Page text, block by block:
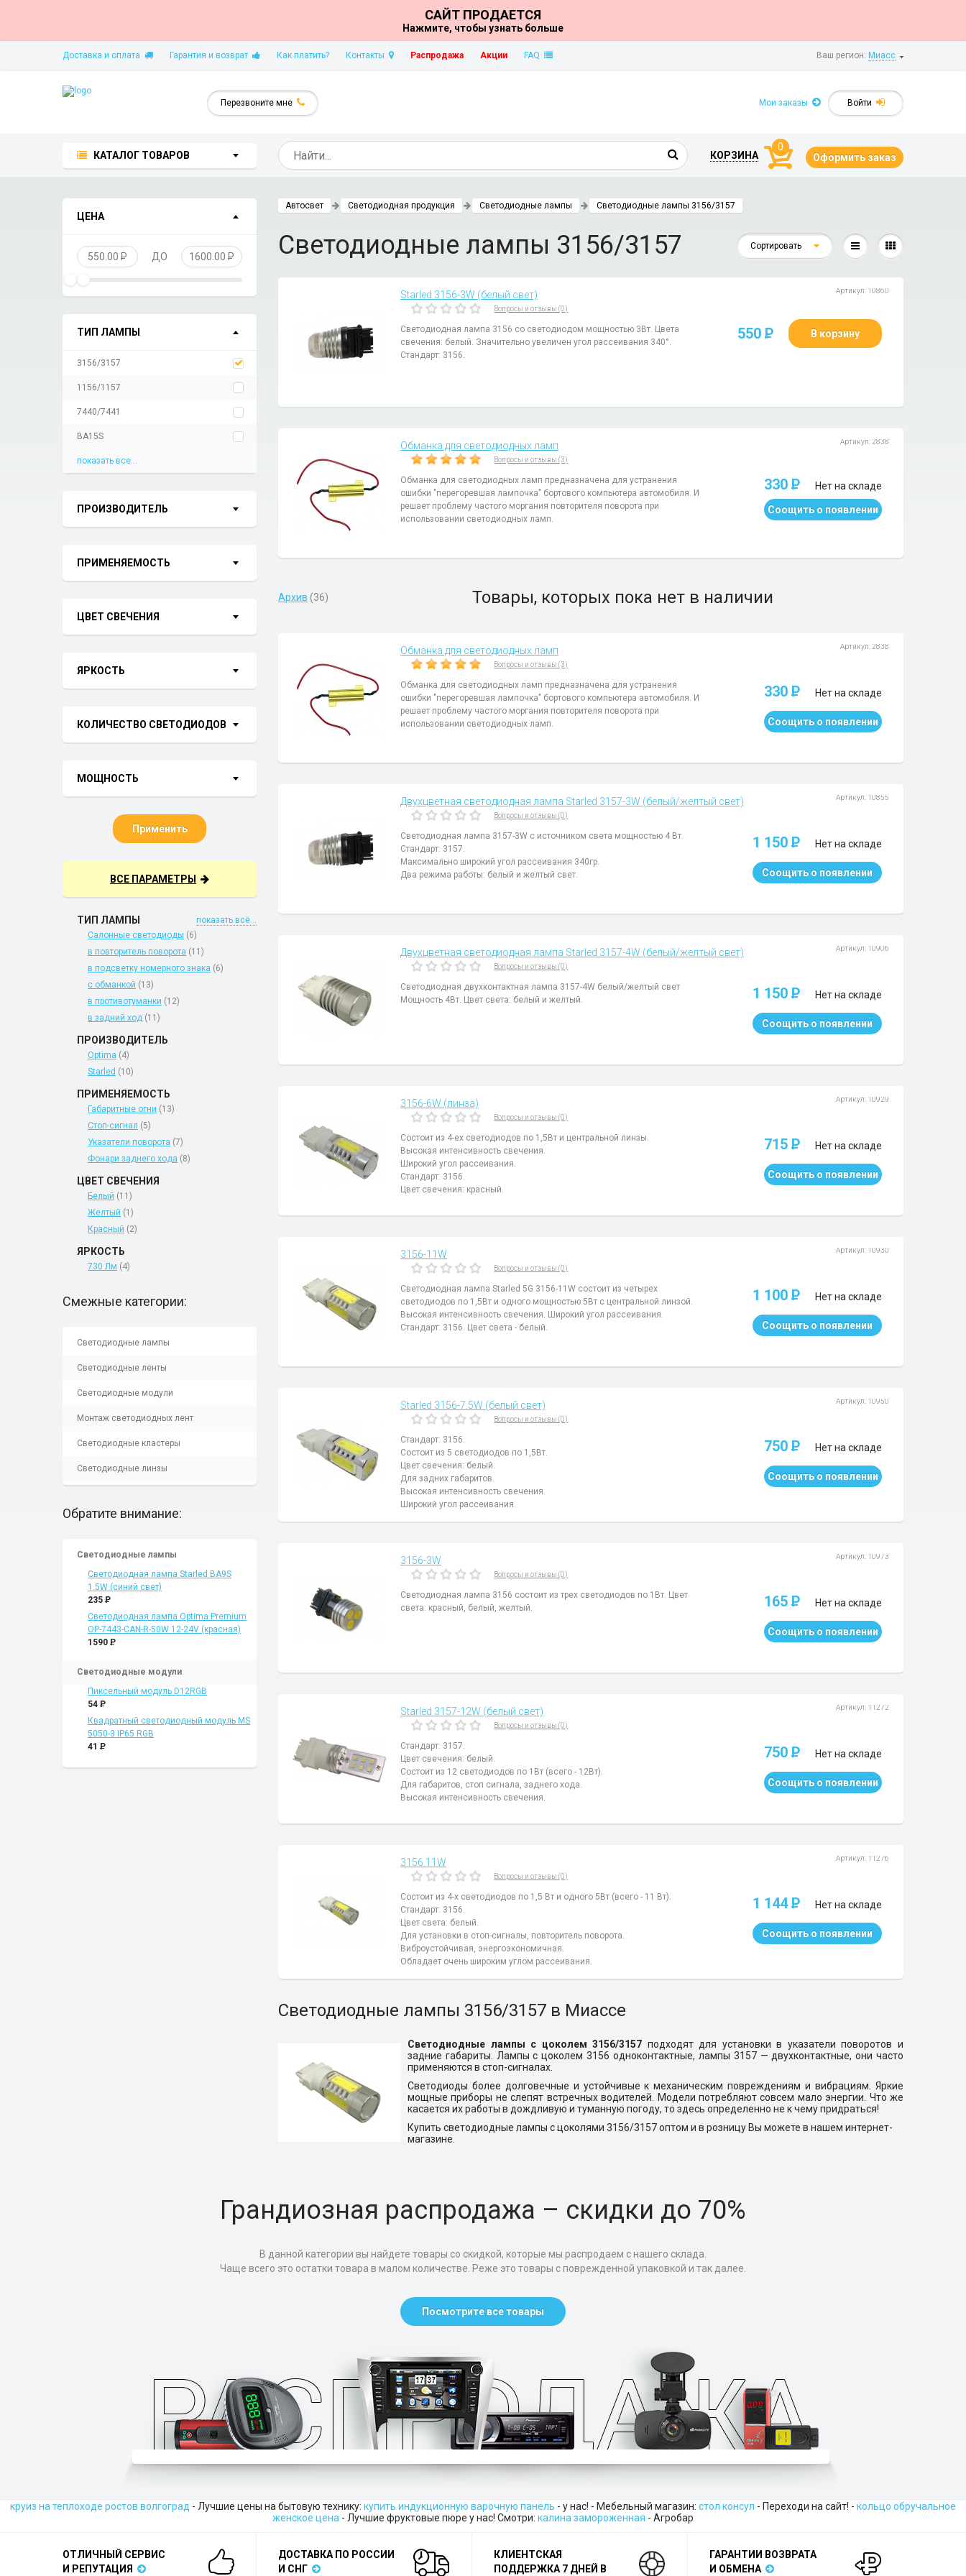
САЙТ ПРОДАЕТСЯ
Нажмите, чтобы узнать больше
Ваш регион: Миасс
Доставка и оплата Гарантия и возврат Как платить? Контакты Распродажа Акции FAQ
Перезвоните мне Войти
Мои заказы
КАТАЛОГ ТОВАРОВ КОРЗИНА
0
Оформить заказ
ЦЕНА
550.00 P ДО 1600.00 P
ТИП ЛАМПЫ
3156/3157
1156/1157
7440/7441
BA15S
показать все...
ПРОИЗВОДИТЕЛЬ
ПРИМЕНЯЕМОСТЬ
ЦВЕТ СВЕЧЕНИЯ
ЯРКОСТЬ
КОЛИЧЕСТВО СВЕТОДИОДОВ
МОЩНОСТЬ
Применить
ВСЕ ПАРАМЕТРЫ
показать всё...
ТИП ЛАМПЫ
Салонные светодиоды (6)
в повторитель поворота (11)
в подсветку номерного знака (6)
с обманкой (13)
в противотуманки (12)
в задний ход (11)
ПРОИЗВОДИТЕЛЬ
Optima (4)
Starled (10)
ПРИМЕНЯЕМОСТЬ
Габаритные огни (13)
Стоп-сигнал (5)
Указатели поворота (7)
Фонари заднего хода (8)
ЦВЕТ СВЕЧЕНИЯ
Белый (11)
Желтый (1)
Красный (2)
ЯРКОСТЬ
730 Лм (4)
Смежные категории:
Светодиодные лампы
Светодиодные ленты
Светодиодные модули
Монтаж светодиодных лент
Светодиодные кластеры
Светодиодные линзы
Обратите внимание:
Светодиодные лампы
Светодиодная лампа Starled BA9S
1.5W (синий свет)
235 P
Светодиодная лампа Optima Premium
OP-7443-CAN-R-50W 12-24V (красная)
1590 P
Светодиодные модули
Пиксельный модуль D12RGB
54 P
Квадратный светодиодный модуль MS
5050-3 IP65 RGB
41 P
Автосвет Светодиодная продукция Светодиодные лампы Светодиодные лампы 3156/3157
Светодиодные лампы 3156/3157 Сортировать
Артикул: 10860
Starled 3156-3W (белый свет)
Вопросы и отзывы (0)
550 P В корзину
Светодиодная лампа 3156 со светодиодом мощностью 3Вт. Цвета
свечения: белый. Значительно увеличен угол рассеивания 340°.
Стандарт: 3156.
Артикул: 2838
Обманка для светодиодных ламп
Вопросы и отзывы (3)
330 P Нет на складе
Соощить о появлении
Обманка для светодиодных ламп предназначена для устранения
ошибки "перегоревшая лампочка" бортового компьютера автомобиля. И
решает проблему частого моргания повторителя поворота при
использовании светодиодных ламп.
Архив (36) Товары, которых пока нет в наличии
Артикул: 2838
Обманка для светодиодных ламп
Вопросы и отзывы (3)
330 P Нет на складе
Соощить о появлении
Обманка для светодиодных ламп предназначена для устранения
ошибки "перегоревшая лампочка" бортового компьютера автомобиля. И
решает проблему частого моргания повторителя поворота при
использовании светодиодных ламп.
Артикул: 10855
Двухцветная светодиодная лампа Starled 3157-3W (белый/желтый свет)
Вопросы и отзывы (0)
1 150 P Нет на складе
Соощить о появлении
Светодиодная лампа 3157-3W с источником света мощностью 4 Вт.
Стандарт: 3157.
Максимально широкий угол рассеивания 340гр.
Два режима работы: белый и желтый свет.
Артикул: 10906
Двухцветная светодиодная лампа Starled 3157-4W (белый/желтый свет)
Вопросы и отзывы (0)
1 150 P Нет на складе
Соощить о появлении
Светодиодная двухконтактная лампа 3157-4W белый/желтый свет
Мощность 4Вт. Цвет света: белый и желтый.
Артикул: 10929
3156-6W (линза)
Вопросы и отзывы (0)
715 P Нет на складе
Соощить о появлении
Состоит из 4-ех светодиодов по 1,5Вт и центральной линзы.
Высокая интенсивность свечения.
Широкий угол рассеивания.
Стандарт: 3156.
Цвет свечения: красный.
Артикул: 10930
3156-11W
Вопросы и отзывы (0)
1 100 P Нет на складе
Соощить о появлении
Светодиодная лампа Starled 5G 3156-11W состоит из четырех
светодиодов по 1,5Вт и одного мощностью 5Вт с центральной линзой.
Высокая интенсивность свечения. Широкий угол рассеивания.
Стандарт: 3156. Цвет света - белый.
Артикул: 10950
Starled 3156-7.5W (белый свет)
Вопросы и отзывы (0)
750 P Нет на складе
Соощить о появлении
Стандарт: 3156.
Состоит из 5 светодиодов по 1,5Вт.
Цвет свечения: белый.
Для задних габаритов.
Высокая интенсивность свечения.
Широкий угол рассеивания.
Артикул: 10973
3156-3W
Вопросы и отзывы (0)
165 P Нет на складе
Соощить о появлении
Светодиодная лампа 3156 состоит из трех светодиодов по 1Вт. Цвет
света: красный, белый, желтый.
Артикул: 11272
Starled 3157-12W (белый свет)
Вопросы и отзывы (0)
750 P Нет на складе
Соощить о появлении
Стандарт: 3157.
Цвет свечения: белый.
Состоит из 12 светодиодов по 1Вт (всего - 12Вт).
Для габаритов, стоп сигнала, заднего хода.
Высокая интенсивность свечения.
Артикул: 11276
3156 11W
Вопросы и отзывы (0)
1 144P Нет на складе
Соощить о появлении
Состоит из 4-х светодиодов по 1,5 Вт и одного 5Вт (всего - 11 Вт).
Стандарт: 3156.
Цвет света: белый.
Для установки в стоп-сигналы, повторитель поворота.
Виброустойчивая, энергоэкономичная.
Обладает очень широким углом рассеивания.
Светодиодные лампы 3156/3157 в Миассе
Светодиодные лампы с цоколем 3156/3157 подходят для установки в указатели поворотов и
задние габариты. Лампы с цоколем 3156 одноконтактные, лампы 3157 — двухконтактные, они часто
применяются в стоп-сигналах.
Светодиоды более долговечные и устойчивые к механическим повреждениям и вибрациям. Яркие
мощные приборы не слепят встречных водителей. Модели потребляют совсем мало энергии. Что же
касается их работы в дождливую и туманную погоду, то здесь определенно не к чему придраться!
Купить светодиодные лампы с цоколями 3156/3157оптом и в розницу Вы можете в нашем интернет-
магазине.
Грандиозная распродажа – скидки до 70%
В данной категории вы найдете товары со скидкой, которые мы распродаем с нашего склада.
Чаще всего это остатки товара в малом количестве. Реже это товары с поврежденной упаковкой и так далее.
Посмотрите все товары
круиз на теплоходе ростов волгоград - Лучшие цены на бытовую технику: купить индукционную варочную панель - у нас! - Мебельный магазин: стол консул - Переходи на сайт! - кольцо обручальное
женское цена - Лучшие фруктовые пюре у нас! Смотри: калина замороженная - Агробар
ОТЛИЧНЫЙ СЕРВИС
И РЕПУТАЦИЯ
ДОСТАВКА ПО РОССИИ
И СНГ
КЛИЕНТСКАЯ
ПОДДЕРЖКА 7 ДНЕЙ В
ГАРАНТИИ ВОЗВРАТА
И ОБМЕНА